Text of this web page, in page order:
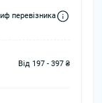
перевізника
Від 197 - 397 ₴